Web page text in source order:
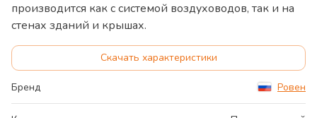
производится как с системой воздуховодов, так и на
стенах зданий и крышах.
Скачать характеристики
Бренд Ровен